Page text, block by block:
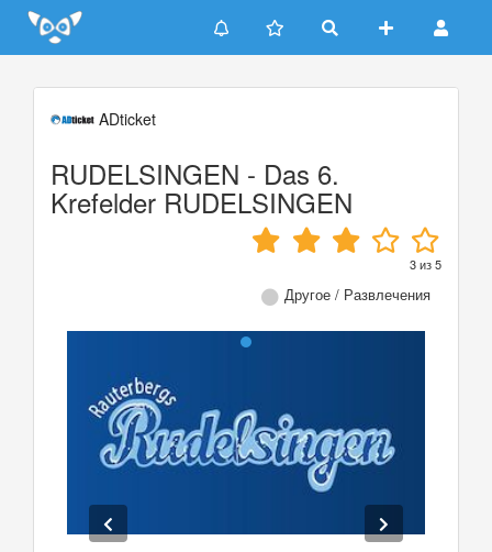
Update cookies preferences
ADticket
RUDELSINGEN - Das 6.
Krefelder RUDELSINGEN
3из5
Другое / Развлечения